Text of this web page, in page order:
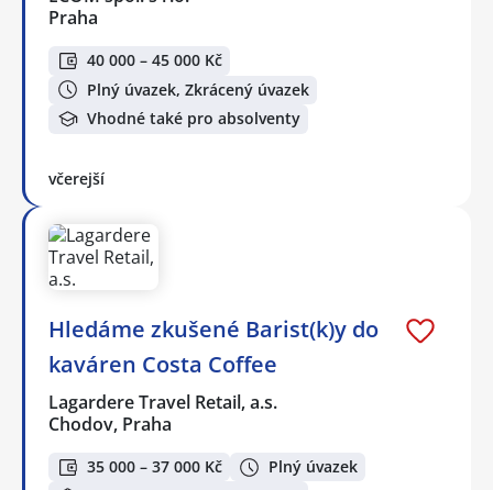
Praha
40 000 – 45 000 Kč
Plný úvazek, Zkrácený úvazek
Vhodné také pro absolventy
včerejší
Hledáme zkušené Barist(k)y do
kaváren Costa Coffee
Lagardere Travel Retail, a.s.
Chodov, Praha
35 000 – 37 000 Kč
Plný úvazek